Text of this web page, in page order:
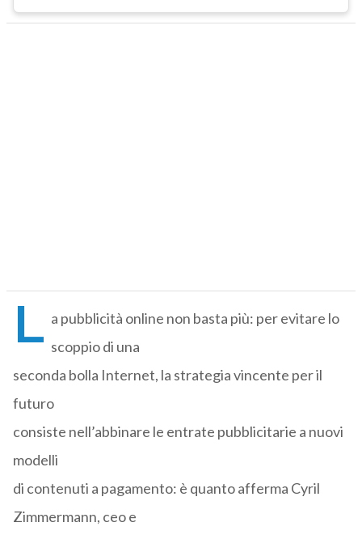
L a pubblicità online non basta più: per evitare lo
scoppio di una
seconda bolla Internet, la strategia vincente per il
futuro
consiste nell’abbinare le entrate pubblicitarie a nuovi
modelli
di contenuti a pagamento: è quanto afferma Cyril
Zimmermann, ceo e